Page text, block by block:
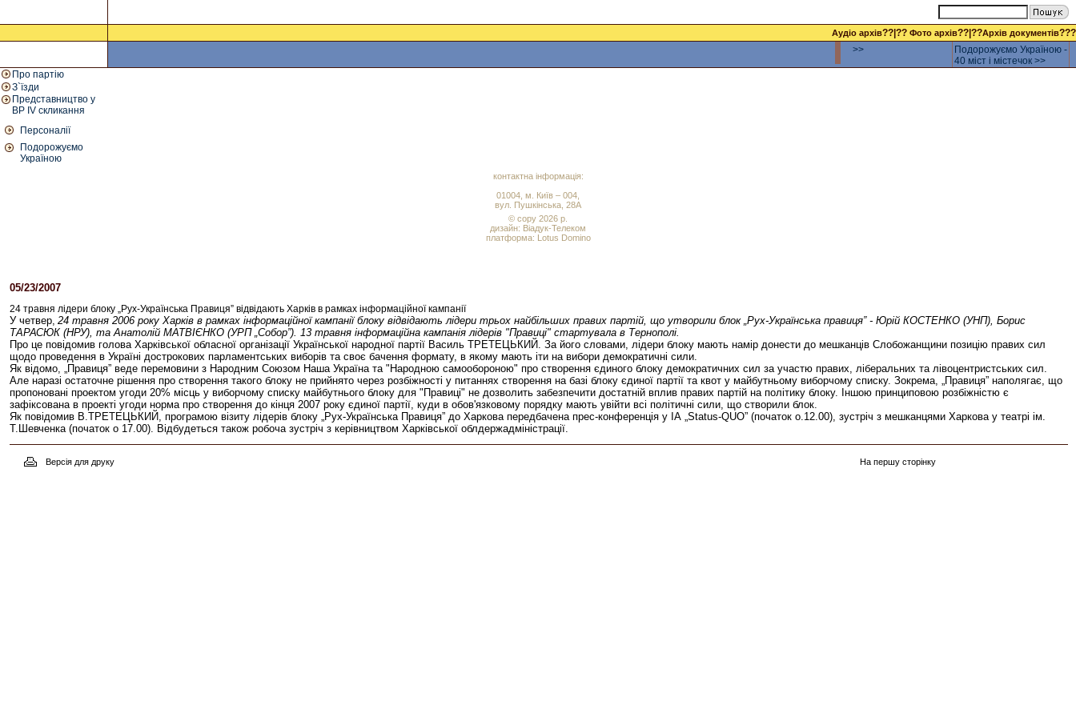
Аудіо архів??|?? Фото архів??|??Архів документів???
>>
Подорожуємо Україною -
40 міст і містечок >>
Про партію
З`їзди
Представництво у
ВР IV скликання
Персоналії
Подорожуємо
Україною
контактна інформація:
01004, м. Київ – 004,
вул. Пушкінська, 28А
© copy 2026 р.
дизайн: Віадук-Телеком
платформа: Lotus Domino
05/23/2007
24 травня лідери блоку „Рух-Українська Правиця” відвідають Харків в рамках інформаційної кампанії
У четвер, 24 травня 2006 року Харків в рамках інформаційної кампанії блоку відвідають лідери трьох найбільших правих партій, що утворили блок „Рух-Українська правиця” - Юрій КОСТЕНКО (УНП), Борис
ТАРАСЮК (НРУ), та Анатолій МАТВІЄНКО (УРП „Собор”). 13 травня інформаційна кампанія лідерів "Правиці" стартувала в Тернополі.
Про це повідомив голова Харківської обласної організації Української народної партії Василь ТРЕТЕЦЬКИЙ. За його словами, лідери блоку мають намір донести до мешканців Слобожанщини позицію правих сил
щодо проведення в Україні дострокових парламентських виборів та своє бачення формату, в якому мають іти на вибори демократичні сили.
Як відомо, „Правиця” веде перемовини з Народним Союзом Наша Україна та "Народною самообороною" про створення єдиного блоку демократичних сил за участю правих, ліберальних та лівоцентристських сил.
Але наразі остаточне рішення про створення такого блоку не прийнято через розбіжності у питаннях створення на базі блоку єдиної партії та квот у майбутньому виборчому списку. Зокрема, „Правиця” наполягає, що
пропоновані проектом угоди 20% місць у виборчому списку майбутнього блоку для "Правиці" не дозволить забезпечити достатній вплив правих партій на політику блоку. Іншою принциповою розбіжністю є
зафіксована в проекті угоди норма про створення до кінця 2007 року єдиної партії, куди в обов'язковому порядку мають увійти всі політичні сили, що створили блок.
Як повідомив В.ТРЕТЕЦЬКИЙ, програмою візиту лідерів блоку „Рух-Українська Правиця” до Харкова передбачена прес-конференція у ІА „Status-QUO” (початок о.12.00), зустріч з мешканцями Харкова у театрі ім.
Т.Шевченка (початок о 17.00). Відбудеться також робоча зустріч з керівництвом Харківської облдержадміністрації.
Версія для друку На першу сторінку